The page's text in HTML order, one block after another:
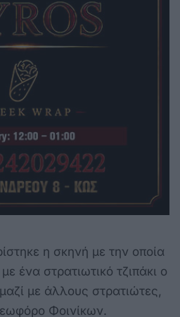
η σκηνή με την οποία
ένα στρατιωτικό τζιπάκι ο
με άλλους στρατιώτες,
Φοινίκων.